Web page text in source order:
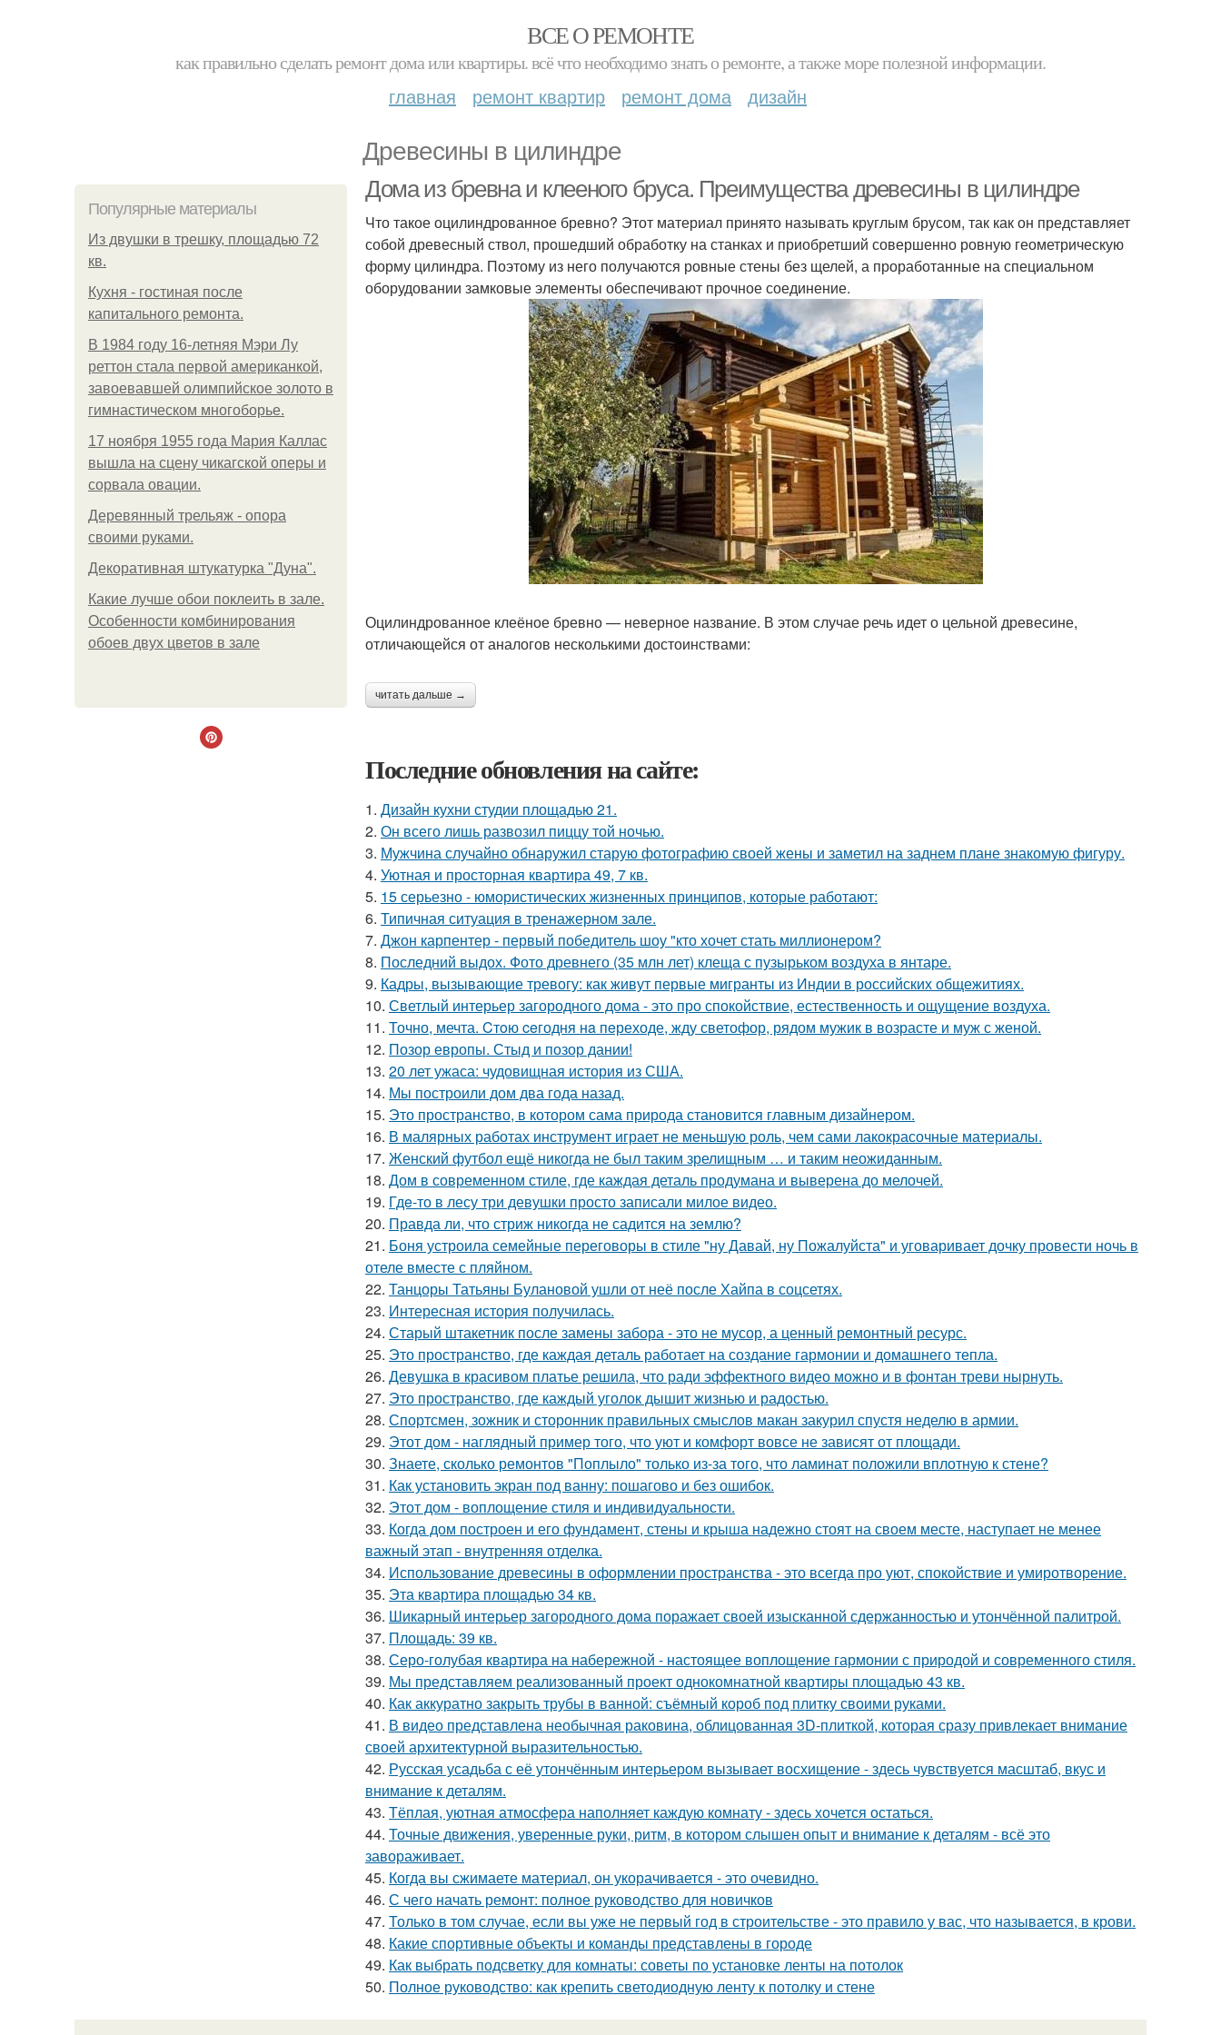
ВСЕ О РЕМОНТЕ
как правильно сделать ремонт дома или квартиры. всё что необходимо знать о ремонте, а также море полезной информации.
главная ремонт квартир ремонт дома дизайн
Древесины в цилиндре
Популярные материалы
Из двушки в трешку, площадью 72
кв.
Кухня - гостиная после
капитального ремонта.
В 1984 году 16-летняя Мэри Лу
реттон стала первой американкой,
завоевавшей олимпийское золото в
гимнастическом многоборье.
17 ноября 1955 года Мария Каллас
вышла на сцену чикагской оперы и
сорвала овации.
Деревянный трельяж - опора
своими руками.
Декоративная штукатурка "Дуна".
Какие лучше обои поклеить в зале.
Особенности комбинирования
обоев двух цветов в зале
Дома из бревна и клееного бруса. Преимущества древесины в цилиндре
Что такое оцилиндрованное бревно? Этот материал принято называть круглым брусом, так как он представляет
собой древесный ствол, прошедший обработку на станках и приобретший совершенно ровную геометрическую
форму цилиндра. Поэтому из него получаются ровные стены без щелей, а проработанные на специальном
оборудовании замковые элементы обеспечивают прочное соединение.
Оцилиндрованное клеёное бревно — неверное название. В этом случае речь идет о цельной древесине,
отличающейся от аналогов несколькими достоинствами:
читать дальше →
Последние обновления на сайте:
1. Дизайн кухни студии площадью 21.
2. Он всего лишь развозил пиццу той ночью.
3. Мужчина случайно обнаружил старую фотографию своей жены и заметил на заднем плане знакомую фигуру.
4. Уютная и просторная квартира 49, 7 кв.
5. 15 серьезно - юмористических жизненных принципов, которые работают:
6. Типичная ситуация в тренажерном зале.
7. Джон карпентер - первый победитель шоу "кто хочет стать миллионером?
8. Последний выдох. Фото древнего (35 млн лет) клеща с пузырьком воздуха в янтаре.
9. Кадры, вызывающие тревогу: как живут первые мигранты из Индии в российских общежитиях.
10. Светлый интерьер загородного дома - это про спокойствие, естественность и ощущение воздуха.
11. Точно, мечта. Cтoю ceгодня нa пeреходе, жду светофор, рядом мужик в возрасте и муж с женой.
12. Позор европы. Стыд и позор дании!
13. 20 лет ужаса: чудовищная история из США.
14. Мы построили дом два года назад.
15. Это пространство, в котором сама природа становится главным дизайнером.
16. В малярных работах инструмент играет не меньшую роль, чем сами лакокрасочные материалы.
17. Женский футбол ещё никогда не был таким зрелищным … и таким неожиданным.
18. Дом в современном стиле, где каждая деталь продумана и выверена до мелочей.
19. Гдe-то в лесу три девушки просто записали милое видео.
20. Правда ли, что стриж никогда не садится на землю?
21. Боня устроила семейные переговоры в стиле "ну Давай, ну Пожалуйста" и уговаривает дочку провести ночь в
отеле вместе с пляйном.
22. Танцоры Татьяны Булановой ушли от неё после Хайпа в соцсетях.
23. Интересная история получилась.
24. Старый штакетник после замены забора - это не мусор, а ценный ремонтный ресурс.
25. Это пространство, где каждая деталь работает на создание гармонии и домашнего тепла.
26. Девушка в красивом платье решила, что ради эффектного видео можно и в фонтан треви нырнуть.
27. Это пространство, где каждый уголок дышит жизнью и радостью.
28. Спортсмен, зожник и сторонник правильных смыслов макан закурил спустя неделю в армии.
29. Этот дом - наглядный пример того, что уют и комфорт вовсе не зависят от площади.
30. Знаете, сколько ремонтов "Поплыло" только из-за того, что ламинат положили вплотную к стене?
31. Как установить экран под ванну: пошагово и без ошибок.
32. Этот дом - воплощение стиля и индивидуальности.
33. Когда дом построен и его фундамент, стены и крыша надежно стоят на своем месте, наступает не менее
важный этап - внутренняя отделка.
34. Использование древесины в оформлении пространства - это всегда про уют, спокойствие и умиротворение.
35. Эта квартира площадью 34 кв.
36. Шикарный интерьер загородного дома поражает своей изысканной сдержанностью и утончённой палитрой.
37. Площадь: 39 кв.
38. Серо-голубая квартира на набережной - настоящее воплощение гармонии с природой и современного стиля.
39. Мы представляем реализованный проект однокомнатной квартиры площадью 43 кв.
40. Как аккуратно закрыть трубы в ванной: съёмный короб под плитку своими руками.
41. В видео представлена необычная раковина, облицованная 3D-плиткой, которая сразу привлекает внимание
своей архитектурной выразительностью.
42. Русская усадьба с её утончённым интерьером вызывает восхищение - здесь чувствуется масштаб, вкус и
внимание к деталям.
43. Тёплая, уютная атмосфера наполняет каждую комнату - здесь хочется остаться.
44. Точные движения, уверенные руки, ритм, в котором слышен опыт и внимание к деталям - всё это
завораживает.
45. Когда вы сжимаете материал, он укорачивается - это очевидно.
46. С чего начать ремонт: полное руководство для новичков
47. Только в том случае, если вы уже не первый год в строительстве - это правило у вас, что называется, в крови.
48. Какие спортивные объекты и команды представлены в городе
49. Как выбрать подсветку для комнаты: советы по установке ленты на потолок
50. Полное руководство: как крепить светодиодную ленту к потолку и стене